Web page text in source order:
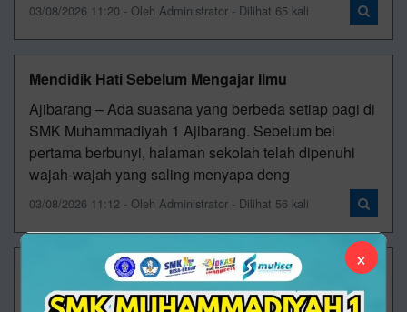
03/08/2026 11:20 - Oleh Administrator - Dilihat 65 kali
Mendidik Hati Sebelum Mengajar Ilmu
Ajibarang – Ada suasana yang berbeda setiap pagi di
SMK Muhammadiyah 1 Ajibarang. Sebelum bel
pertama berbunyi, halaman sekolah telah dipenuhi
wajah-wajah yang saling menyapa deng
03/08/2026 11:12 - Oleh Administrator - Dilihat 56 kali
Dari Sujud, Masa Depan Dibangun
"Sekolah yang hebat bukan hanya mengajarkan cara
×